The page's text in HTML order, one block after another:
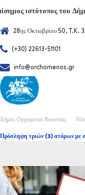
ιστότοπος του
28ης Οκτωβρίου 50, T.K.
(+30) 22613-51101
info@orchomenos.gr
Δήμος Ορχομενού Βοιωτίας
Πρόσληψη τριών (3) ατόμων με